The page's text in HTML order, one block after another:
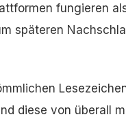
fungieren
späteren
diese von überall